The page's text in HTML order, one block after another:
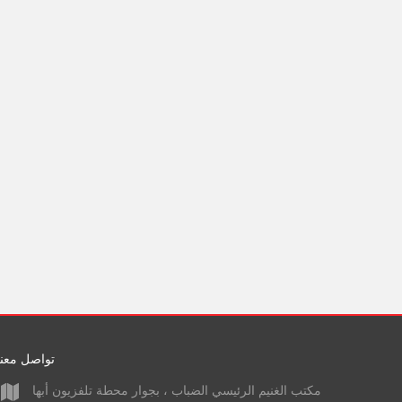
تواصل
مكتب الغنيم الرئيسي الضباب ، بجوار محطة تلفزيون أبها